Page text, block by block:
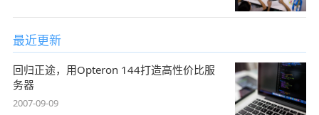
最近更新
回归正途，用Opteron 144打造高性价比服
务器
2007-09-09